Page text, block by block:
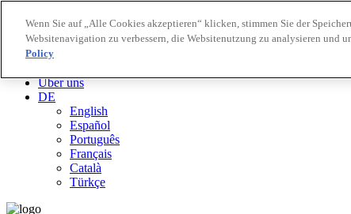
Biosphere Reiseziele
Biosphere Unternehmen
Über uns
DE
English
Español
Português
Français
Català
Türkçe
Wenn Sie auf „Alle Cookies akzeptieren“ klicken, stimmen Sie der
Websitenavigation zu verbessern, die Websitenutzung zu analysieren und
Policy